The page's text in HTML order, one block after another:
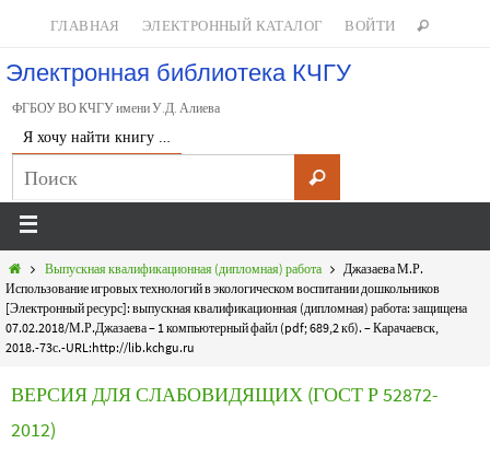
ГЛАВНАЯ ЭЛЕКТРОННЫЙ КАТАЛОГ ВОЙТИ
Электронная библиотека КЧГУ
ФГБОУ ВО КЧГУ имени У.Д. Алиева
Я хочу найти книгу …
Выпускная квалификационная (дипломная) работа
Джазаева М.Р.
Использование игровых технологий в экологическом воспитании дошкольников
[Электронный ресурс]: выпускная квалификационная (дипломная) работа: защищена
07.02.2018/М.Р.Джазаева – 1 компьютерный файл (pdf; 689,2 кб). – Карачаевск,
2018.-73с.-URL:http://lib.kchgu.ru
ВЕРСИЯ ДЛЯ СЛАБОВИДЯЩИХ (ГОСТ Р 52872-
2012)